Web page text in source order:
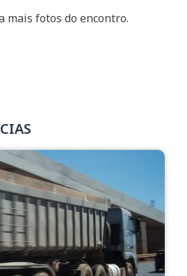
mais fotos do encontro.